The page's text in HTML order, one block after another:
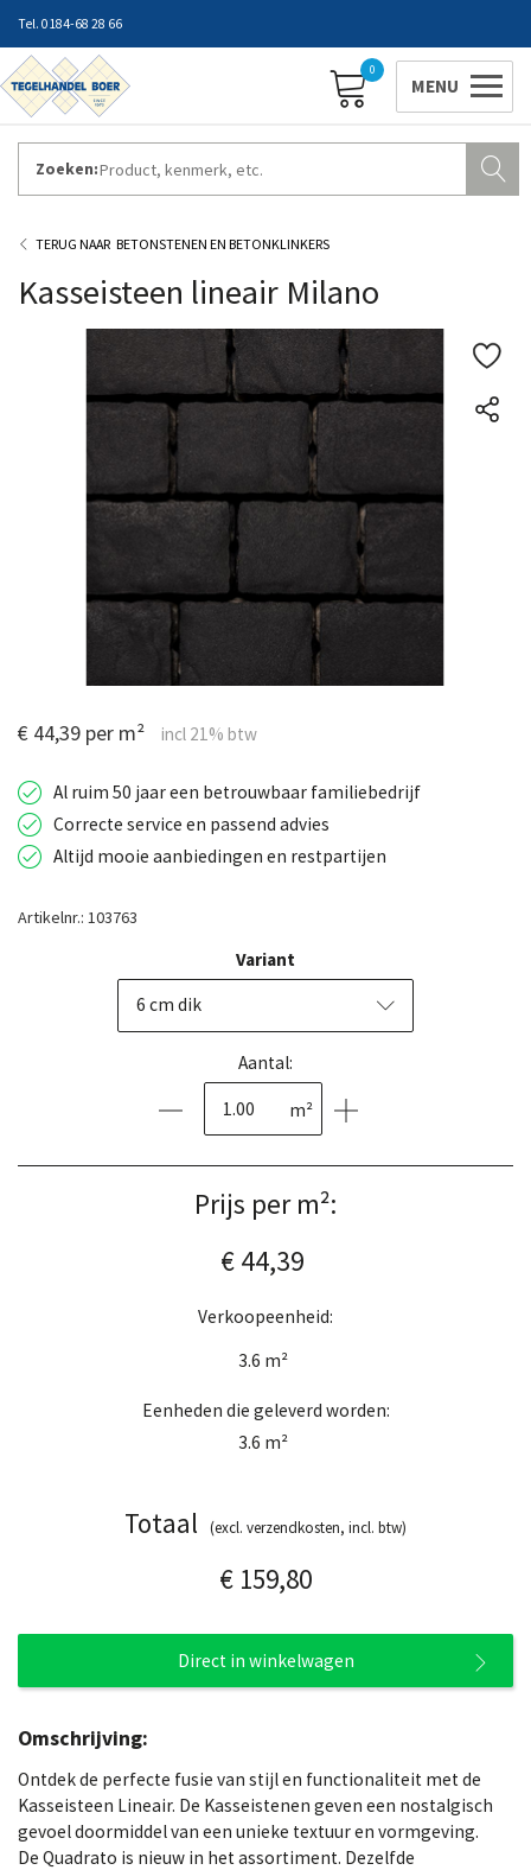
0184-68 28 66
0
Zoeken:
ZAKELIJK INLOGGEN
BETONSTENEN EN BETONKLINKERS
Kasseisteen lineair Milano
€ 44,39 per m²
Al ruim 50 jaar een betrouwbaar familiebedrijf
Correcte service en passend advies
Altijd mooie aanbiedingen en restpartijen
Artikelnr.: 103763
Variant
6 cm dik
Aantal:
m²
Prijs per m²:
€ 44,39
Verkoopeenheid:
3.6 m²
Eenheden die geleverd worden:
3.6 m²
Totaal (excl. verzendkosten, incl. btw)
€ 159,80
Direct in winkelwagen
Omschrijving:
Ontdek de perfecte fusie van stijl en functionaliteit met de
Kasseisteen Lineair. De Kasseistenen geven een nostalgisch
gevoel doormiddel van een unieke textuur en vormgeving.
De Quadrato is nieuw in het assortiment. Dezelfde